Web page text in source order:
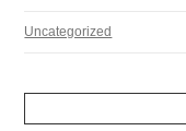
Uncategorized